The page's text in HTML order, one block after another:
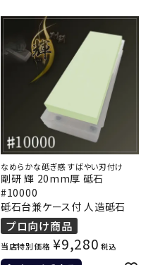
なめらかな砥ぎ感 すばやい刃付け
剛研 輝 20mm厚 砥石
#10000
砥石台兼ケース付 人造砥石
プロ向け商品
当店特別価格 ¥9,280 税込